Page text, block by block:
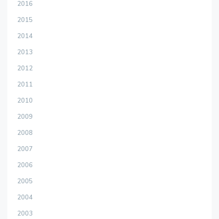
2016
2015
2014
2013
2012
2011
2010
2009
2008
2007
2006
2005
2004
2003